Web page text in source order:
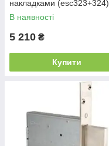
накладками (esc323+324)
В наявності
5 210 ₴
Купити